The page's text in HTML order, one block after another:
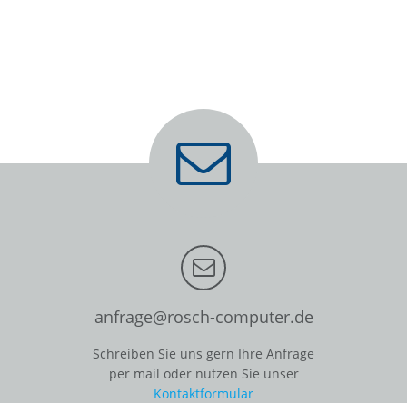
anfrage@rosch-computer.de
Schreiben Sie uns gern Ihre Anfrage
per mail oder nutzen Sie unser
Kontaktformular